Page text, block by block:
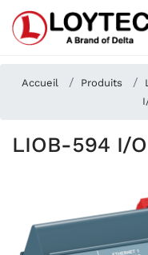
Accueil Produits
LIOB-594 I/